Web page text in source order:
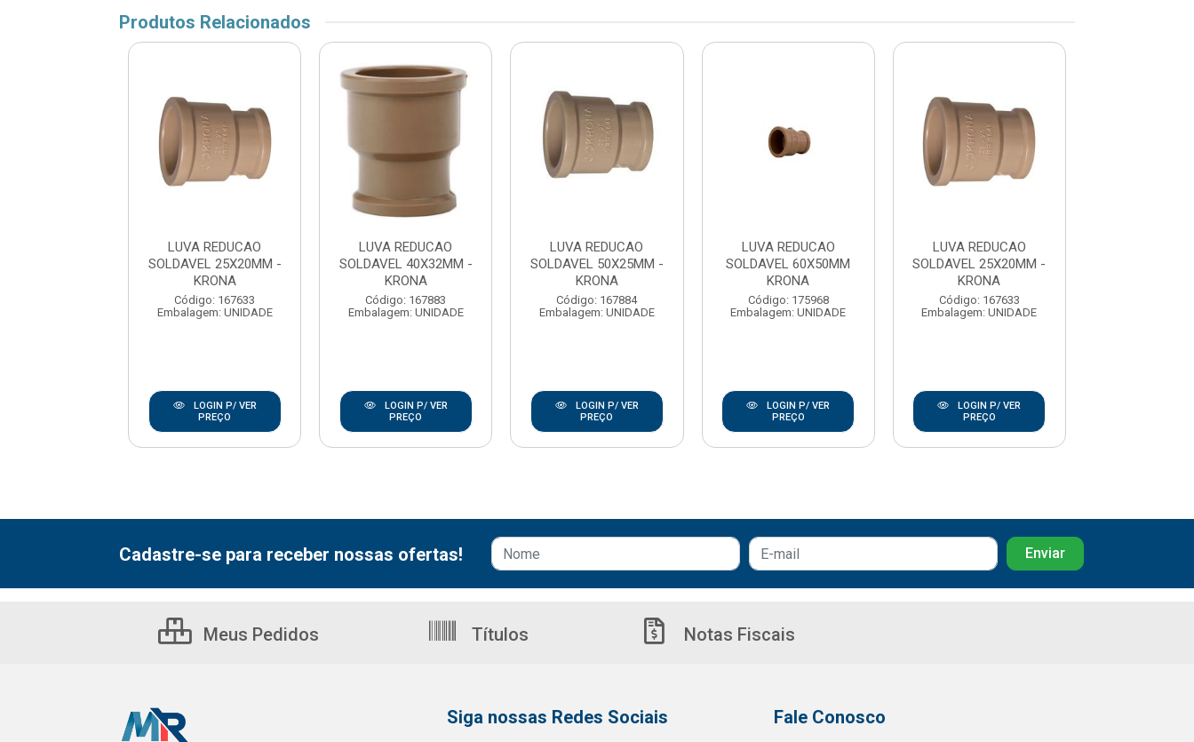
Produtos Relacionados
LUVA REDUCAO
SOLDAVEL 25X20MM -
KRONA
Código: 167633
Embalagem: UNIDADE
LOGIN P/ VER
PREÇO
LUVA REDUCAO
SOLDAVEL 40X32MM -
KRONA
Código: 167883
Embalagem: UNIDADE
LOGIN P/ VER
PREÇO
LUVA REDUCAO
SOLDAVEL 50X25MM -
KRONA
Código: 167884
Embalagem: UNIDADE
LOGIN P/ VER
PREÇO
LUVA REDUCAO
SOLDAVEL 60X50MM
KRONA
Código: 175968
Embalagem: UNIDADE
LOGIN P/ VER
PREÇO
LUVA REDUCAO
SOLDAVEL 25X20MM -
KRONA
Código: 167633
Embalagem: UNIDADE
LOGIN P/ VER
PREÇO
Cadastre-se para receber nossas ofertas!
Meus Pedidos Títulos Notas Fiscais
Siga nossas Redes Sociais Fale Conosco